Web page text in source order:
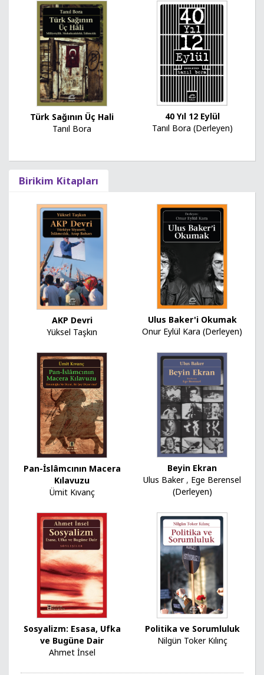
Türk Sağının Üç Hali
Tanıl Bora
40 Yıl 12 Eylül
Tanıl Bora (Derleyen)
Birikim Kitapları
AKP Devri
Yüksel Taşkın
Ulus Baker'i Okumak
Onur Eylül Kara (Derleyen)
Pan-İslâmcının Macera
Kılavuzu
Ümit Kıvanç
Beyin Ekran
Ulus Baker, Ege Berensel
(Derleyen)
Sosyalizm: Esasa, Ufka
ve Bugüne Dair
Ahmet İnsel
Politika ve Sorumluluk
Nilgün Toker Kılınç